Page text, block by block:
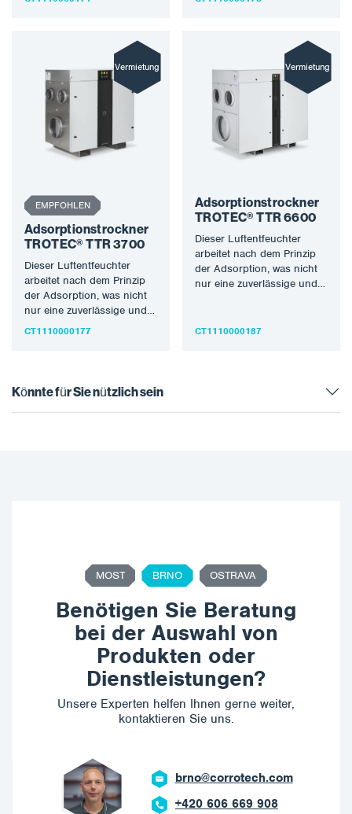
EMPFOHLEN
Vermietung
Adsorptionstrockner
TROTEC® TTR 3700
Dieser Luftentfeuchter
arbeitet nach dem Prinzip
der Adsorption, was nicht
nur eine zuverlässige und
hohe
CT1110000177
Vermietung
Adsorptionstrockner
TROTEC® TTR 6600
Dieser Luftentfeuchter
arbeitet nach dem Prinzip
der Adsorption, was nicht
nur eine zuverlässige und
auch bei niedrigen
CT1110000187
Könnte für Sie nützlich sein
MOST BRNO OSTRAVA
Benötigen Sie Beratung
bei der Auswahl von
Produkten oder
Dienstleistungen?
Unsere Experten helfen Ihnen gerne weiter,
kontaktieren Sie uns.
brno@corrotech.com
+420 606 669 908